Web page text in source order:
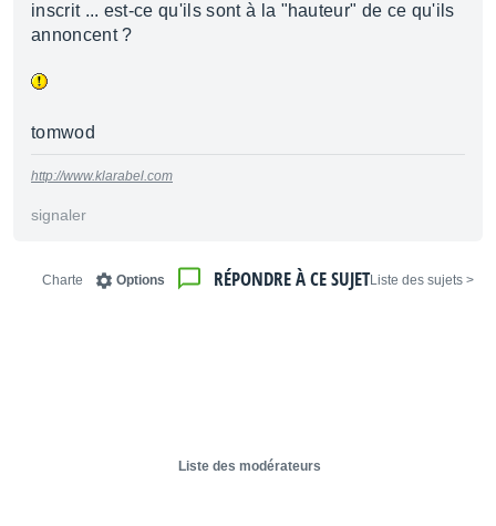
inscrit ... est-ce qu'ils sont à la "hauteur" de ce qu'ils
annoncent ?
tomwod
http://www.klarabel.com
signaler
< Liste des sujets
RÉPONDRE À CE SUJET
Options
Charte
Liste des modérateurs